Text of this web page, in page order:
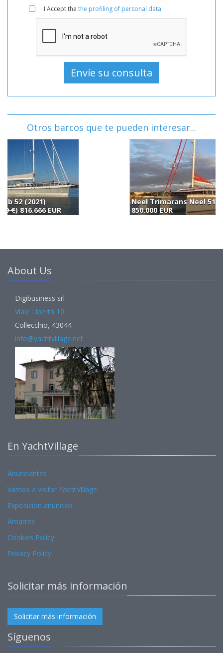
I Accept the the profiling of personal data
Otros barcos que te pueden interesar...
Neel Trimarans Neel 51 (2019)
850.000 EUR
About Us
Digibusiness srl
Viale Libertà 10
Collecchio, 43044
info@yachtvillage.net
En YachtVillage
Anunciantes
Vamos a visitar YachtVillage
Exposicion anuncios
Amarres
Cookies Policy
Privacy Policy
Solicitar más información
Solicitar más información
Síguenos